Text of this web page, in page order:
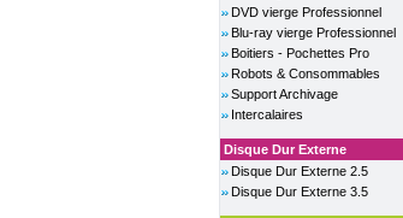
DVD vierge Professionnel
Blu-ray vierge Professionnel
Boitiers - Pochettes Pro
Robots & Consommables
Support Archivage
Intercalaires
Disque Dur Externe
Disque Dur Externe 2.5
Disque Dur Externe 3.5